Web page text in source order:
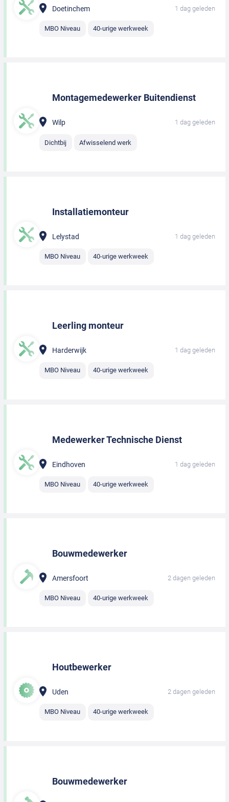
Doetinchem 1 dag geleden
MBO Niveau 40-urige werkweek
Montagemedewerker Buitendienst
Wilp 1 dag geleden
Dichtbij Afwisselend werk
Installatiemonteur
Lelystad 1 dag geleden
MBO Niveau 40-urige werkweek
Leerling monteur
Harderwijk 1 dag geleden
MBO Niveau 40-urige werkweek
Medewerker Technische Dienst
Eindhoven 1 dag geleden
MBO Niveau 40-urige werkweek
Bouwmedewerker
Amersfoort 2 dagen geleden
MBO Niveau 40-urige werkweek
Houtbewerker
Uden 2 dagen geleden
MBO Niveau 40-urige werkweek
Bouwmedewerker